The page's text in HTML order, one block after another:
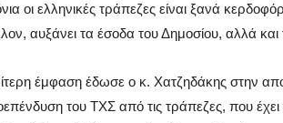
οι ελληνικές τράπεζες είναι ξανά
αυξάνει τα έσοδα του Δημοσίου, αλλά και
έμφαση έδωσε ο κ. Χατζηδάκης στην
του ΤΧΣ από τις τράπεζες, που